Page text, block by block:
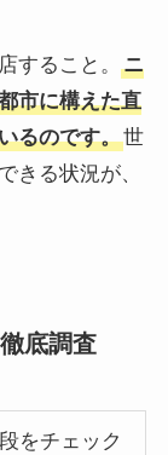
すること。
ニ
市に構えた直
るのです。世
きる状況が、
底調査
をチェック